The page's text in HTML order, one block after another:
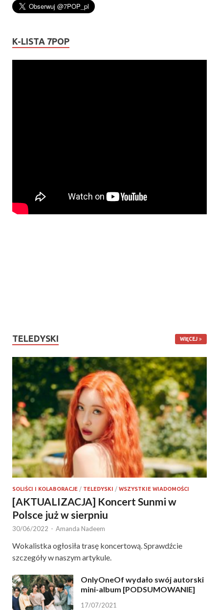
K-LISTA 7POP
TELEDYSKI WIĘCEJ
SOLIŚCI I KOLABORACJE / TELEDYSKI / WSZYSTKIE WIADOMOŚCI
[AKTUALIZACJA] Koncert Sunmi w
Polsce już w sierpniu
30/06/2022 - Amanda Nadeem
Wokalistka ogłosiła trasę koncertową. Sprawdźcie
szczegóły w naszym artykule.
OnlyOneOf wydało swój autorski
mini-album [PODSUMOWANIE]
17/07/2021